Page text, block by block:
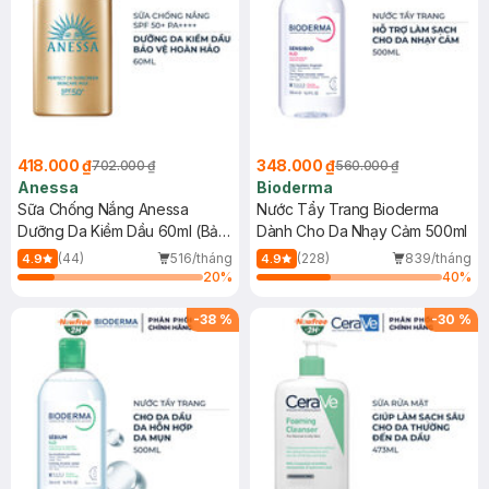
418.000 ₫702.000 ₫
Anessa
Sữa Chống Nắng Anessa
Dưỡng Da Kiềm Dầu 60ml (Bản
Mới)
4.9 (44)
516/tháng
20%
348.000 ₫560.000 ₫
Bioderma
Nước Tẩy Trang Bioderma
Dành Cho Da Nhạy Cảm 500ml
4.9 (228)
839/tháng
40%
-38 % -30 %